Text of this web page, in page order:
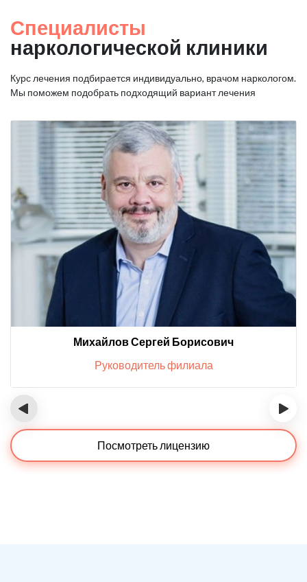
Специалисты
наркологической клиники
Курс лечения подбирается индивидуально, врачом наркологом.
Мы поможем подобрать подходящий вариант лечения
Михайлов Сергей Борисович
Руководитель филиала
‹ ›
Посмотреть лицензию